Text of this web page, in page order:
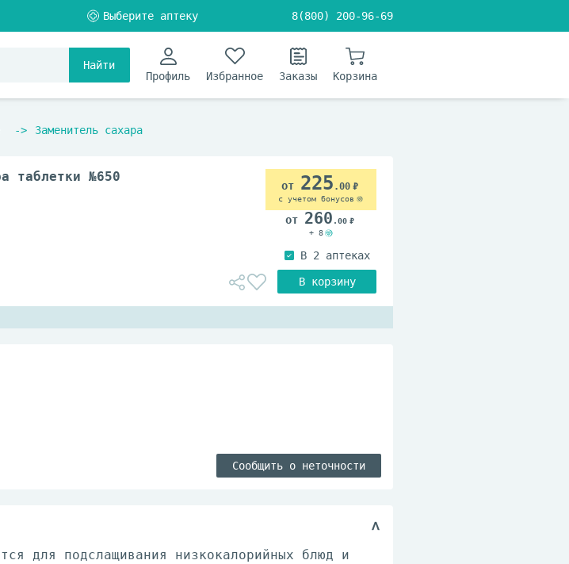
8(800) 200-96-69
Найти
Профиль
Избранное Заказы Корзина
Заменитель сахара
таблетки №650 225 .00
с учетом бонусов
260 .00
+ 8
Сообщить о неточности
для подслащивания низкокалорийных блюд и